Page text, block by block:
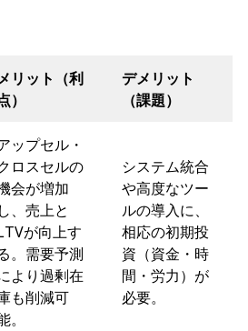
リット（利
）
デメリット
（課題）
ップセル・
ロスセルの
会が増加
し、売上と
が向上す
。需要予測
より過剰在
も削減可
。
システム統合
や高度なツー
ルの導入に、
相応の初期投
資（資金・時
間・労力）が
必要。